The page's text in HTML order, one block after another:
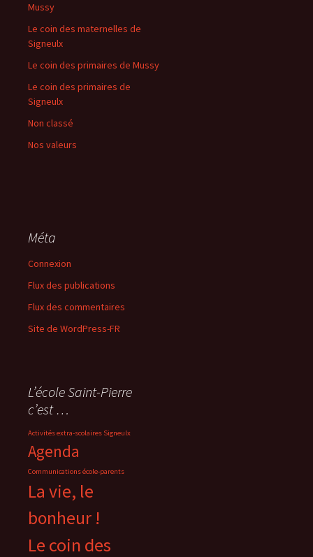
Mussy
Le coin des maternelles de
Signeulx
Le coin des primaires de Mussy
Le coin des primaires de
Signeulx
Non classé
Nos valeurs
Méta
Connexion
Flux des publications
Flux des commentaires
Site de WordPress-FR
L’école Saint-Pierre
c’est …
Activités extra-scolaires Signeulx
Agenda
Communications école-parents
La vie, le
bonheur !
Le coin des